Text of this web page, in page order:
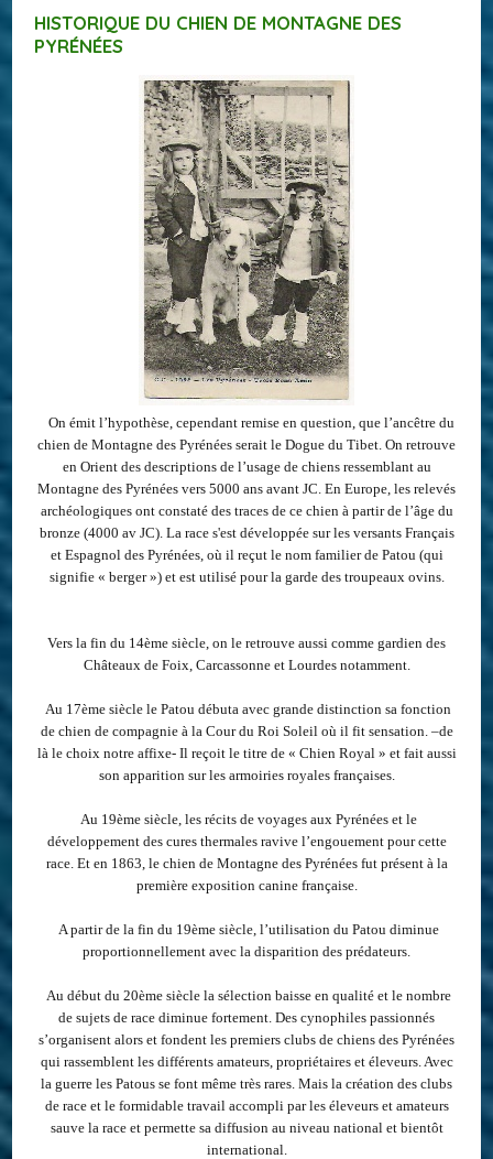
HISTORIQUE DU CHIEN DE MONTAGNE DES
PYRÉNÉES
On émit l’hypothèse, cependant remise en question, que l’ancêtre du
chien de Montagne des Pyrénées serait le Dogue du Tibet. On retrouve
en Orient des descriptions de l’usage de chiens ressemblant au
Montagne des Pyrénées vers 5000 ans avant JC. En Europe, les relevés
archéologiques ont constaté des traces de ce chien à partir de l’âge du
bronze (4000 av JC). La race s'est développée sur les versants Français
et Espagnol des Pyrénées, où il reçut le nom familier de Patou (qui
signifie « berger ») et est utilisé pour la garde des troupeaux ovins.
Vers la fin du 14ème siècle, on le retrouve aussi comme gardien des
Châteaux de Foix, Carcassonne et Lourdes notamment.
Au 17ème siècle le Patou débuta avec grande distinction sa fonction
de chien de compagnie à la Cour du Roi Soleil où il fit sensation. –de
là le choix notre affixe- Il reçoit le titre de « Chien Royal » et fait aussi
son apparition sur les armoiries royales françaises.
Au 19ème siècle, les récits de voyages aux Pyrénées et le
développement des cures thermales ravive l’engouement pour cette
race. Et en 1863, le chien de Montagne des Pyrénées fut présent à la
première exposition canine française.
A partir de la fin du 19èmesiècle, l’utilisation du Patou diminue
proportionnellement avec la disparition des prédateurs.
Au début du 20èmesiècle la sélection baisse en qualité et le nombre
de sujets de race diminue fortement. Des cynophiles passionnés
s’organisent alors et fondent les premiers clubs de chiens des Pyrénées
qui rassemblent les différents amateurs, propriétaires et éleveurs. Avec
la guerre les Patous se font même très rares. Mais la création des clubs
de race et le formidable travail accompli par les éleveurs et amateurs
sauve la race et permette sa diffusion au niveau national et bientôt
international.